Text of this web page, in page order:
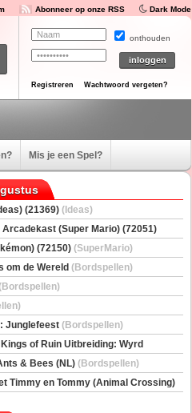
Abonneer op onze RSS Dark Mode
onthouden
Registreren Wachtwoord vergeten?
Mis je een Spel?
(21369) (Ideas)
Arcadekast (Super Mario) (72051)
(72150) (SuperMario)
om de Wereld (Bordspellen)
Junglefeest (Bordspellen)
of Ruin Uitbreiding: Wyrd
& Bees (NL) (Bordspellen)
Timmy en Tommy (Animal Crossing)